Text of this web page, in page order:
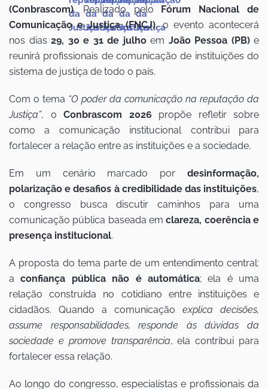
(Conbrascom). Realizado pelo Fórum Nacional de
Comunicação e Justiça (FNCJ), o evento acontecerá
nos dias 29, 30 e 31 de julhoem João Pessoa (PB)e
reunirá profissionais de comunicação de instituições do
sistema de justiça de todo o país.
Com o tema “O poder da comunicação na reputação da
Justiça”, o Conbrascom 2026 propõe refletir sobre
como a comunicação institucional contribui para
fortalecer a relação entre as instituições e a sociedade.
Em um cenário marcado por desinformação,
polarização e desafios à credibilidade das instituições,
o congresso busca discutir caminhos para uma
comunicação pública baseada emclareza, coerência e
presença institucional.
A proposta do tema parte de um entendimento central:
aconfiança pública não é automática; ela é uma
relação construída no cotidiano entre instituições e
cidadãos. Quando a comunicação explica decisões,
assume responsabilidades, responde às dúvidas da
sociedade e promove transparência, ela contribui para
fortalecer essa relação.
Ao longo do congresso, especialistas e profissionais da